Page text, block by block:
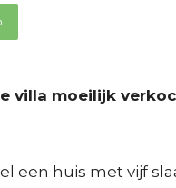
villa moeilijk
een huis met vijf